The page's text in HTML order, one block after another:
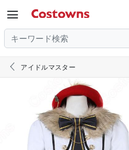

 アイドルマスター